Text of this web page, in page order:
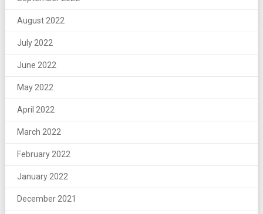
August 2022
July 2022
June 2022
May 2022
April 2022
March 2022
February 2022
January 2022
December 2021